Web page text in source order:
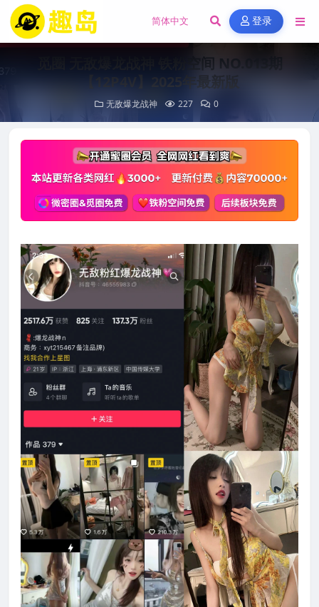
登录
觅圈 无敌爆龙战神 铁粉空间 NO.013期
【12P4V】2025年最新版
无敌爆龙战神 227 0